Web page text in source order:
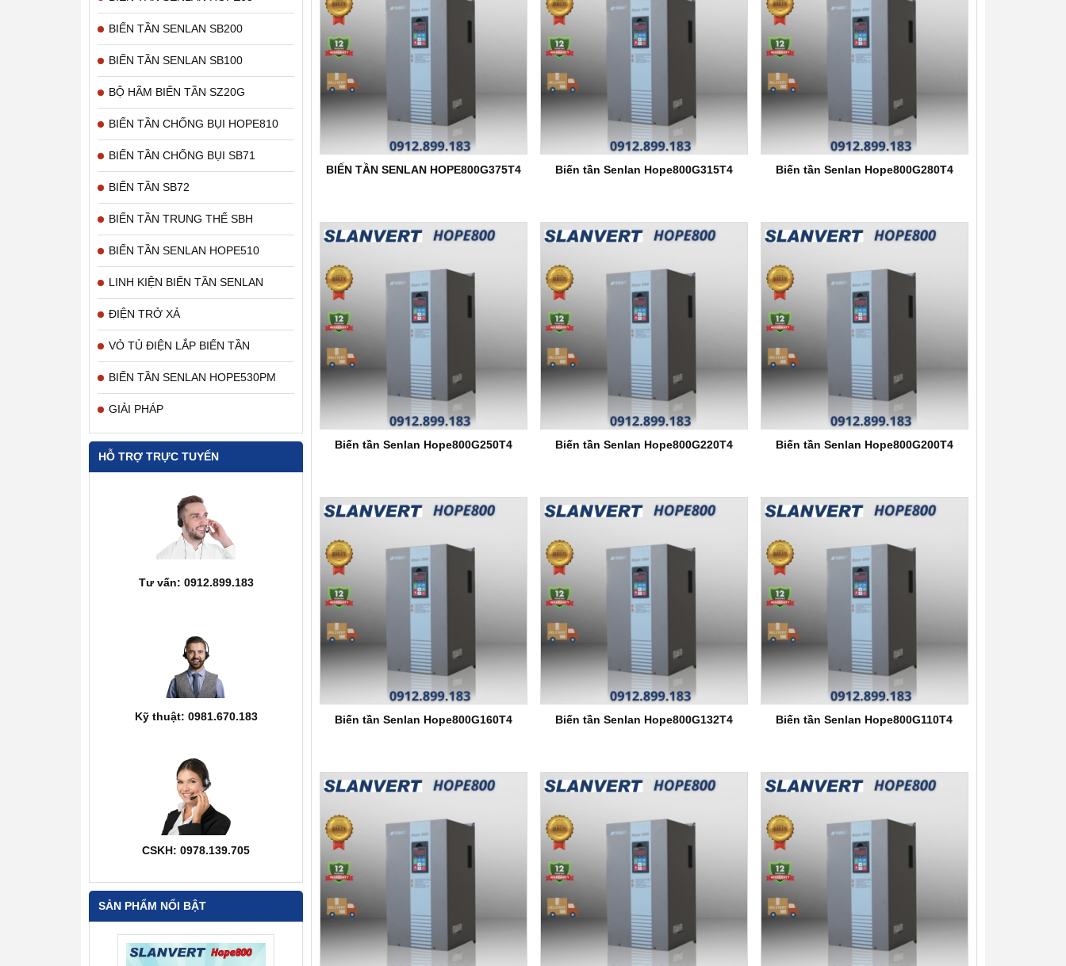
BIẾN TẦN SENLAN SB200
BIẾN TẦN SENLAN SB100
BỘ HÃM BIẾN TẦN SZ20G
BIẾN TẦN CHỐNG BỤI HOPE810
BIẾN TẦN CHỐNG BỤI SB71
BIẾN TẦN SB72
BIẾN TẦN TRUNG THẾ SBH
BIẾN TẦN SENLAN HOPE510
LINH KIỆN BIẾN TẦN SENLAN
ĐIỆN TRỞ XẢ
VỎ TỦ ĐIỆN LẮP BIẾN TẦN
BIẾN TẦN SENLAN HOPE530PM
GIẢI PHÁP
HỖ TRỢ TRỰC TUYẾN
Tư vấn: 0912.899.183
Kỹ thuật: 0981.670.183
CSKH: 0978.139.705
SẢN PHẨM NỔI BẬT
BIẾN TẦN SENLAN HOPE800G375T4 Biến tần Senlan Hope800G315T4 Biến tần Senlan Hope800G280T4
Biến tần Senlan Hope800G250T4 Biến tần Senlan Hope800G220T4 Biến tần Senlan Hope800G200T4
Biến tần Senlan Hope800G160T4 Biến tần Senlan Hope800G132T4 Biến tần Senlan Hope800G110T4